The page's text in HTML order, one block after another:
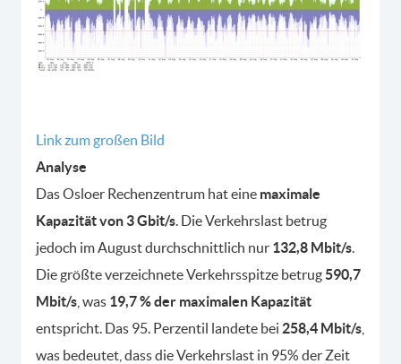
Link zum großen Bild
Analyse
Das Osloer Rechenzentrum hat eine maximale
Kapazität von 3 Gbit/s. Die Verkehrslast betrug
jedoch im August durchschnittlich nur 132,8 Mbit/s.
Die größte verzeichnete Verkehrsspitze betrug590,7
Mbit/s , was 19,7 % der maximalen Kapazität
entspricht. Das 95. Perzentil landete bei 258,4 Mbit/s
was bedeutet, dass die Verkehrslast in 95% der Zeit